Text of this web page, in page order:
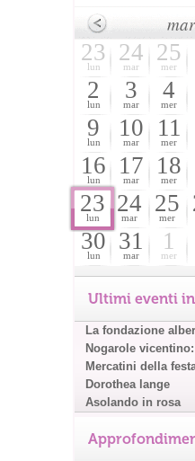
23
lun
24
mar
25
mer
2
lun
3
mar
4
mer
9
lun
10
mar
11
mer
16
lun
17
mar
18
mer
23
lun
24
mar
25
mer
30
lun
31
mar
1
mer
Ultimi eventi
La fondazione
Nogarole
Mercatini della
Dorothea lange
Asolando in rosa